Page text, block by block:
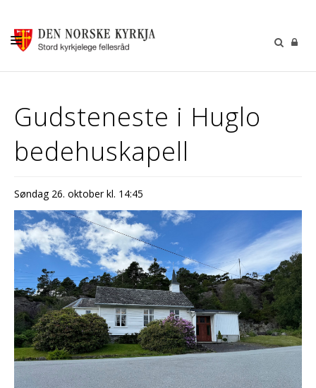
GUDSTENESTER
DÅP VIGSEL GRAVFERD
SOKNERÅDA
INFORMASJON
KONTAKT OSS
GI EI GÅVE
Gudsteneste i Huglo
bedehuskapell
Søndag 26. oktober kl. 14:45